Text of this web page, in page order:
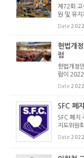
제72회 고
원 및 유
2022년 8
해 후보
Date
헌법개
럼
헌법개정
럼이
휘 목사
노회가
Date
SFC 폐
SFC 폐지
지도위원
C 지도위
란에 빠
Date